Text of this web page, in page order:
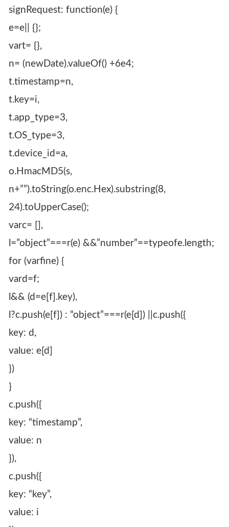
signRequest: function(e) {
e=e|| {};
vart= {},
n= (newDate).valueOf() +6e4;
t.timestamp=n,
t.key=i,
t.app_type=3,
t.OS_type=3,
t.device_id=a,
o.HmacMD5(s,
n+””).toString(o.enc.Hex).substring(8,
24).toUpperCase();
varc= [],
l=”object”===r(e) &&”number”==typeofe.length;
for (varfine) {
vard=f;
l&& (d=e[f].key),
l?c.push(e[f]) : “object”===r(e[d]) ||c.push({
key: d,
value: e[d]
})
}
c.push({
key: “timestamp”,
value: n
}),
c.push({
key: “key”,
value: i